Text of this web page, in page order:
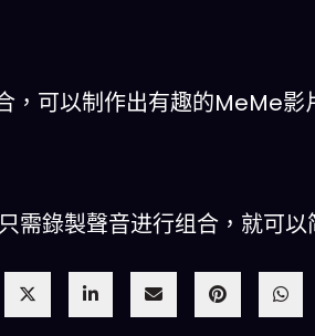
，可以制作出有趣的MeMe影
需錄製聲音进行组合，就可以